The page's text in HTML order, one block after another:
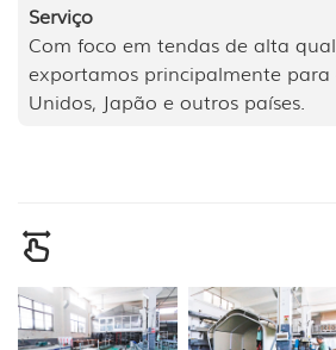
Serviço
Com foco em tendas de alta
exportamos principalmente para
Unidos, Japão e outros países.